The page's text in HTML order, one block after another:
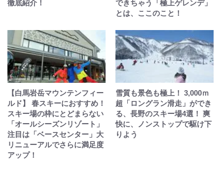
徹底紹介！
できちゃう「極上ゲレンデ」
とは、ここのこと！
【白馬岩岳マウンテンフィー
ルド】 春スキーにおすすめ！
スキー場の枠にとどまらない
「オールシーズンリゾート」
注目は「ベースセンター」大
リニューアルでさらに満足度
アップ！
雪質も景色も極上！ 3,000ｍ
超「ロングラン滑走」ができ
る、長野のスキー場4選！ 爽
快に、ノンストップで駆け下
りよう